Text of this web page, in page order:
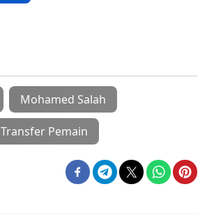
Mohamed Salah
Transfer Pemain